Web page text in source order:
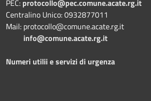
PEC: protocollo@pec.comune.acate.rg.it
Centralino Unico: 0932877011
Mail: protocollo@comune.acate.rg.it
info@comune.acate.rg.it
Numeri utilii e servizi di urgenza